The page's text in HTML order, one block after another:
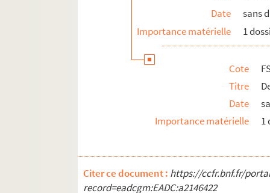
FSD-000919. Vartan, Sylvie
FSE-003669. Zavatta, Achille
Divers
Date
sans
Importance matérielle
1
Cote
Titre
Date
Importance matérielle
1
Citer ce document : https://ccfr.bnf.fr/
record=eadcgm:EADC:a2146422